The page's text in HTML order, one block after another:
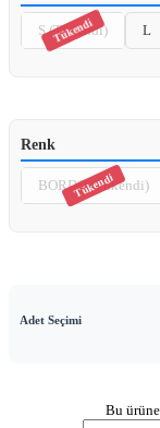
S (Tükendi) L
Renk
BORDO (Tükendi)
Adet Seçimi
Bu